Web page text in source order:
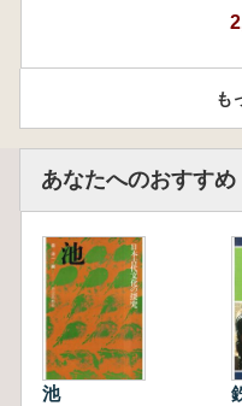
も
あなたへのおすすめ
池